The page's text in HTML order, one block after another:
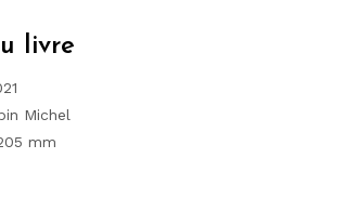
livre
Michel
mm